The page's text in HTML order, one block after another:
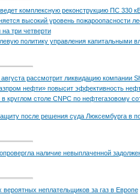
комплексную реконструкцию ПС 330
высокий уровень пожароопасности
три четверти
политику управления капитальными
рассмотрит ликвидацию компании
нефти» повысит эффективность
круглом столе CNPC по нефтегазовому
после решения суда Люксембурга в
наличие невыплаченной
неплательщиков за газ в Европе